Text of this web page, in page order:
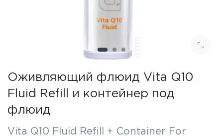
Оживляющий флюид Vita Q10
Fluid Refill и контейнер под
флюид
Vita Q10 Fluid Refill + Container For